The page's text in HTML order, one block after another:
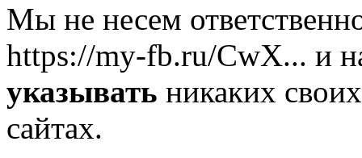
Мы не несем
https://my-fb.ru/CwX... и
указывать никаких
сайтах.